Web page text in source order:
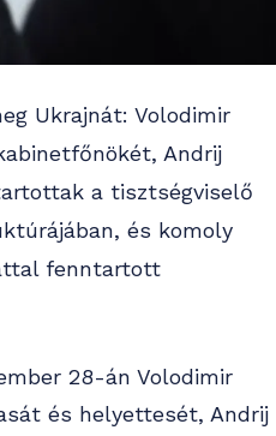
Ukrajnát: Volodimir
Andrij
a tisztségviselő
és komoly
fenntartott
28-án Volodimir
és helyettesét, Andrij